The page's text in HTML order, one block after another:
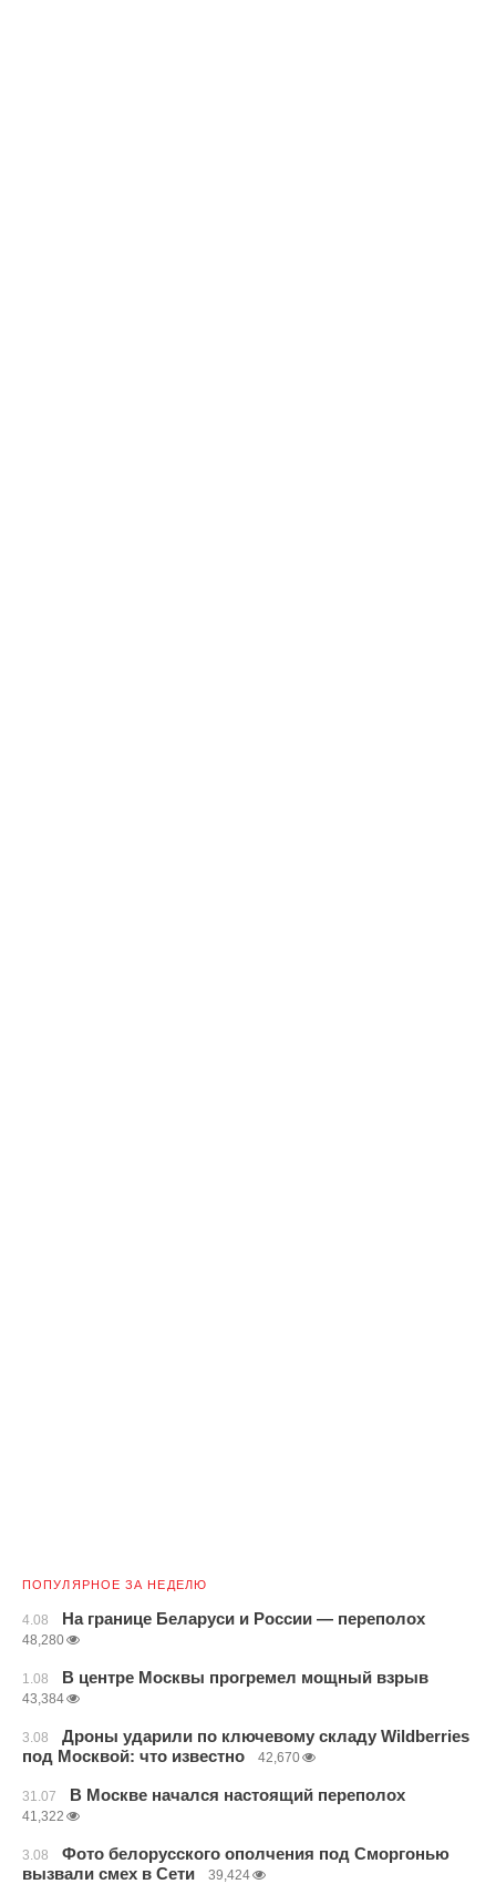
ПОПУЛЯРНОЕ ЗА НЕДЕЛЮ
4.08 На границе Беларуси и России — переполох
48,280
1.08 В центре Москвы прогремел мощный взрыв
43,384
3.08
Дроны ударили по ключевому складу Wildberries
под Москвой: что известно
42,670
31.07 В Москве начался настоящий переполох
41,322
3.08
Фото белорусского ополчения под Сморгонью
вызвали смех в Сети
39,424